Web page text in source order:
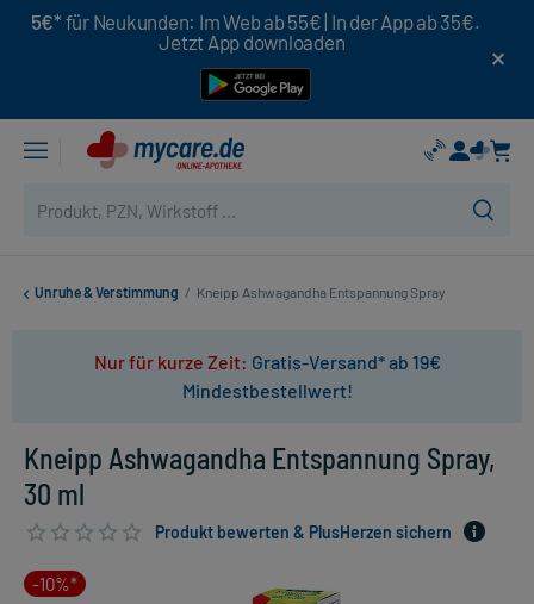
5€* für Neukunden: Im Web ab 55€ | In der App ab 35€.
Jetzt App downloaden
Unruhe & Verstimmung / Kneipp Ashwagandha Entspannung Spray
Nur für kurze Zeit: Gratis-Versand* ab 19€
Mindestbestellwert!
Kneipp Ashwagandha Entspannung Spray,
30 ml
Produkt bewerten & PlusHerzen sichern
-10%*